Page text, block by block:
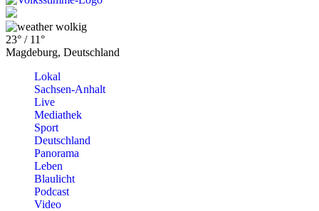
wolkig
23° / 11°
Magdeburg, Deutschland
Lokal
Sachsen-Anhalt
Live
Mediathek
Sport
Deutschland
Panorama
Leben
Blaulicht
Podcast
Video